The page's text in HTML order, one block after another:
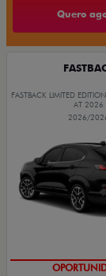
Quero
FASTBACK LIMITED
AT 2026
2026/